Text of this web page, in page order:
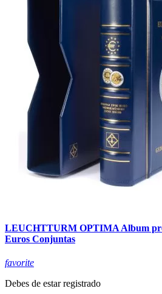
LEUCHTTURM OPTIMA Album
Euros Conjuntas
favorite
Debes de estar registrado